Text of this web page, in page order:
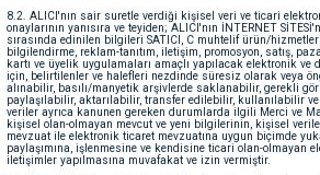
8.2. ALICI'nın sair suretle verdiği kişisel veri ve ticari
onaylarının yanısıra ve teyiden; ALICI'nın İNTERNET
sırasında edinilen bilgileri SATICI, C muhtelif ürün/
bilgilendirme, reklam-tanıtım, iletişim, promosyon, satış,
kartı ve üyelik uygulamaları amaçlı yapılacak elektronik
için, belirtilenler ve halefleri nezdinde süresiz olarak veya
alınabilir, basılı/manyetik arşivlerde saklanabilir, gerekli
paylaşılabilir, aktarılabilir, transfer edilebilir, kullanılabilir
veriler ayrıca kanunen gereken durumlarda ilgili Merci ve
kişisel olan-olmayan mevcut ve yeni bilgilerinin, kişisel
mevzuat ile elektronik ticaret mevzuatına uygun biçimde
paylaşımına, işlenmesine ve kendisine ticari olan-olmayan
iletişimler yapılmasına muvafakat ve izin vermiştir.